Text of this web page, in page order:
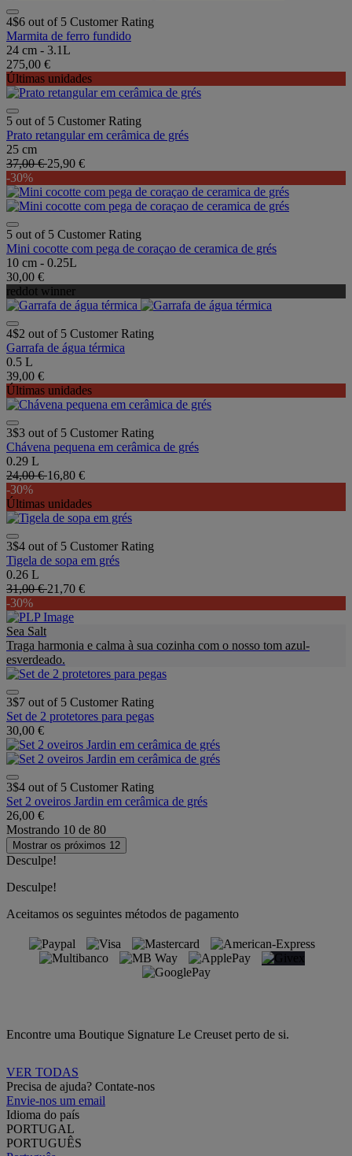
4$6 out of 5 Customer Rating
Marmita de ferro fundido
24 cm - 3.1L
275,00 €
Últimas unidades
5 out of 5 Customer Rating
Prato retangular em cerâmica de grés
25 cm
37,00 €25,90 €
-30%
5 out of 5 Customer Rating
Mini cocotte com pega de coraçao de ceramica de grés
10 cm - 0.25L
30,00 €
reddot winner
4$2 out of 5 Customer Rating
Garrafa de água térmica
0.5 L
39,00 €
Últimas unidades
3$3 out of 5 Customer Rating
Chávena pequena em cerâmica de grés
0.29 L
24,00 €16,80 €
-30%
Últimas unidades
3$4 out of 5 Customer Rating
Tigela de sopa em grés
0.26 L
31,00 €21,70 €
-30%
Sea Salt
Traga harmonia e calma à sua cozinha com o nosso tom azul-
esverdeado.
3$7 out of 5 Customer Rating
Set de 2 protetores para pegas
30,00 €
3$4 out of 5 Customer Rating
Set 2 oveiros Jardin em cerâmica de grés
26,00 €
Mostrando 10 de 80
Mostrar os próximos 12
Desculpe!
Desculpe!
Aceitamos os seguintes métodos de pagamento
Encontre uma Boutique Signature Le Creuset perto de si.
VER TODAS
Precisa de ajuda? Contate-nos
Envie-nos um email
Idioma do país
PORTUGAL
PORTUGUÊS